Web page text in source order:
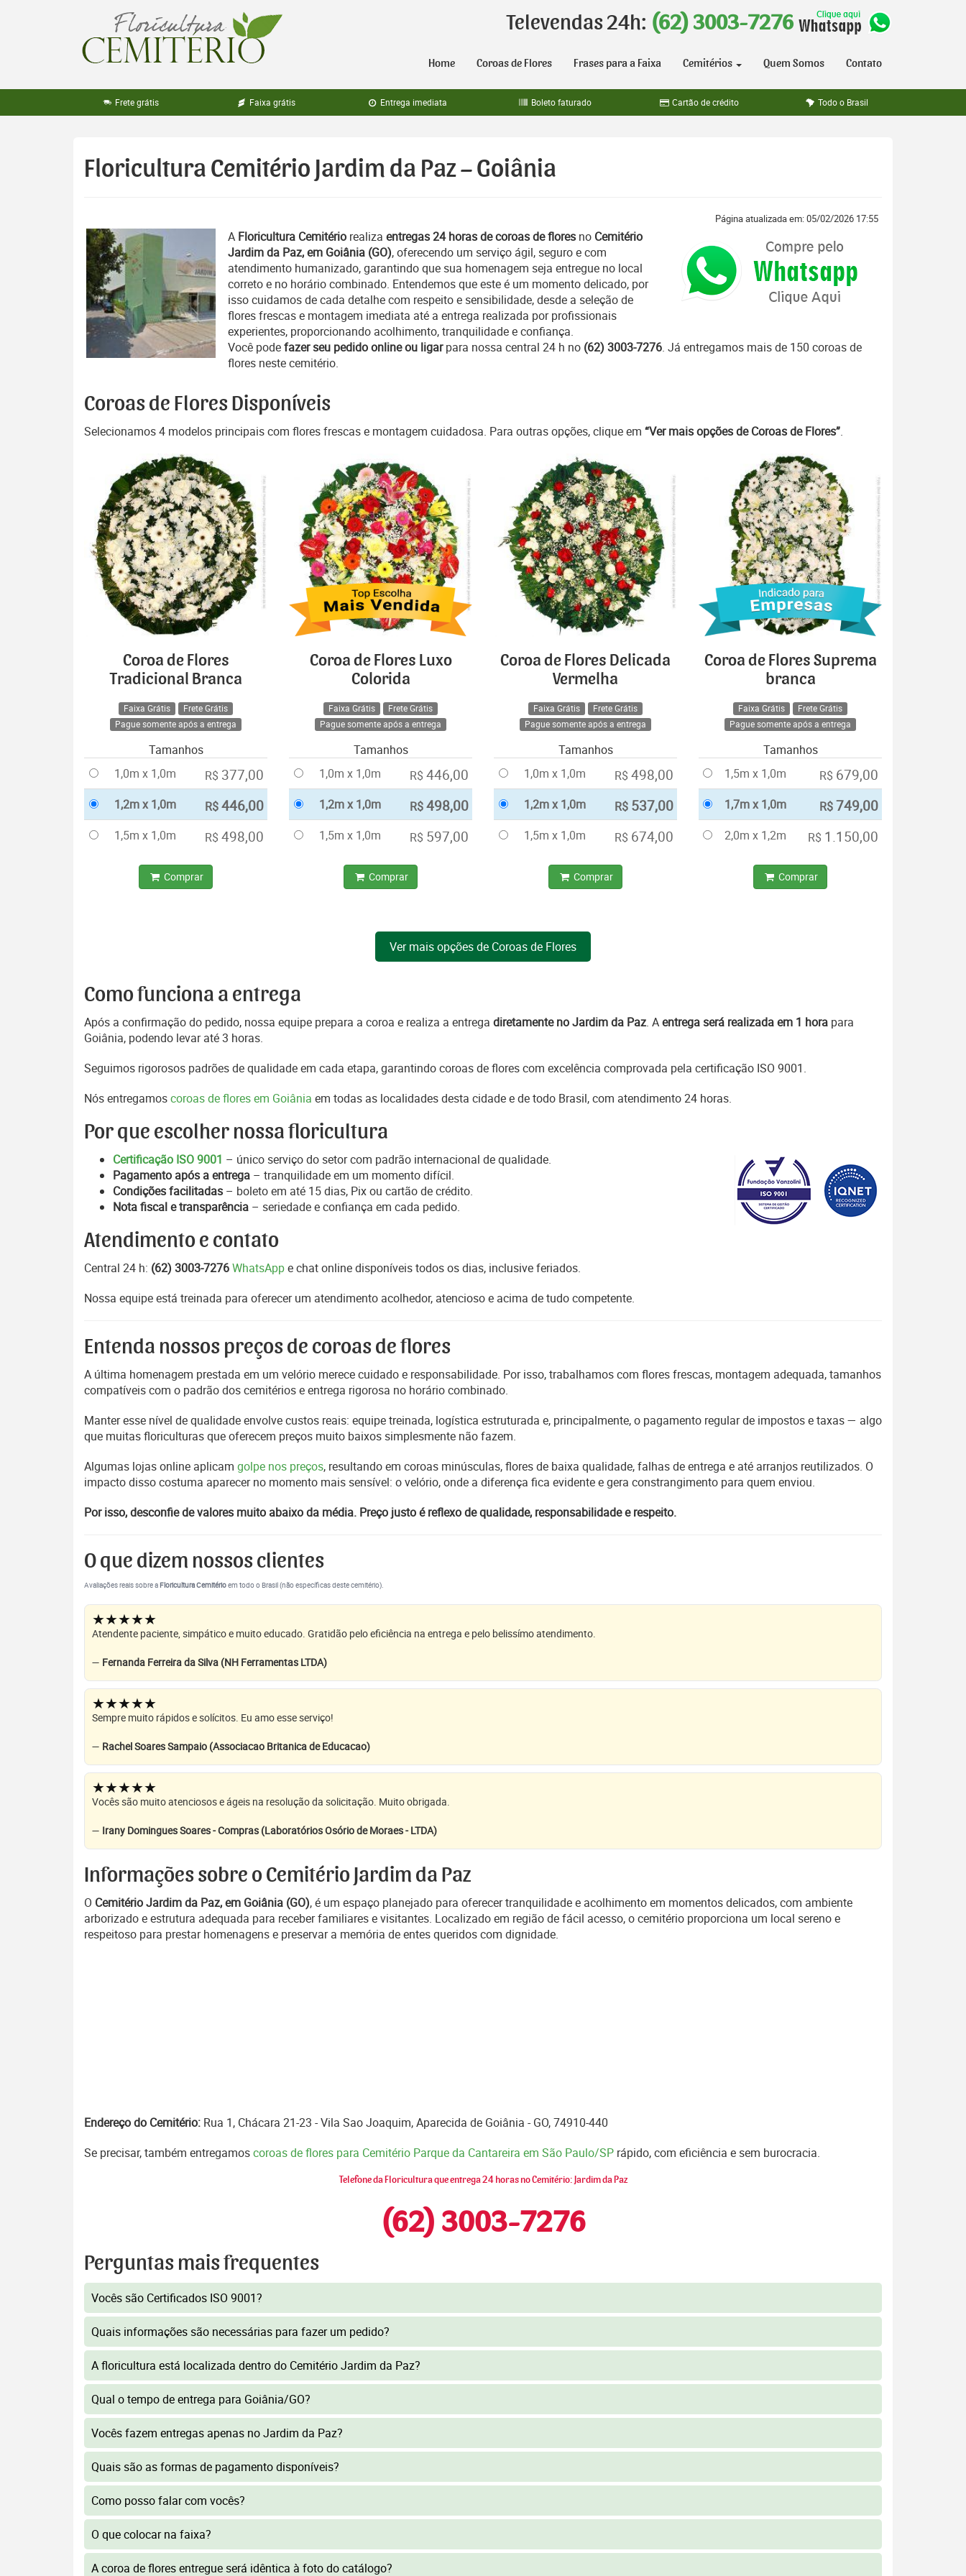
Televendas 24h: (62) 3003-7276
Home Coroas de Flores Frases para a Faixa Cemitérios Quem Somos Contato
Frete grátis Faixa grátis Entrega imediata Boleto faturado Cartão de crédito Todo o Brasil
Floricultura Cemitério Jardim da Paz – Goiânia
Página atualizada em: 05/02/2026 17:55
A Floricultura Cemitério realiza entregas 24 horas de coroas de flores no Cemitério
Jardim da Paz, em Goiânia (GO), oferecendo um serviço ágil, seguro e com
atendimento humanizado, garantindo que sua homenagem seja entregue no local
correto e no horário combinado. Entendemos que este é um momento delicado, por
isso cuidamos de cada detalhe com respeito e sensibilidade, desde a seleção de
flores frescas e montagem imediata até a entrega realizada por profissionais
experientes, proporcionando acolhimento, tranquilidade e confiança.
Você podefazer seu pedido online ou ligarpara nossa central 24 h no (62) 3003-7276. Já entregamos mais de 150 coroas de
flores neste cemitério.
Coroas de Flores Disponíveis
Selecionamos 4 modelos principais com flores frescas e montagem cuidadosa. Para outras opções, clique em “Ver mais opções de Coroas de Flores”.
Coroa de Flores
Tradicional Branca
Faixa Grátis
Frete Grátis
Pague somente após a entrega
Tamanhos
1,0m x 1,0m
R$ 377,00
1,2m x 1,0m R$446,00
1,5m x 1,0m R$ 498,00
Comprar
Coroa de Flores Luxo
Colorida
Faixa Grátis
Frete Grátis
Pague somente após a entrega
Tamanhos
1,0m x 1,0m
R$ 446,00
1,2m x 1,0m R$498,00
1,5m x 1,0m R$ 597,00
Comprar
Coroa de Flores Delicada
Vermelha
Faixa Grátis
Frete Grátis
Pague somente após a entrega
Tamanhos
1,0m x 1,0m
R$ 498,00
1,2m x 1,0m R$ 537,00
1,5m x 1,0m R$ 674,00
Comprar
Coroa de Flores Suprema
branca
Faixa Grátis
Frete Grátis
Pague somente após a entrega
Tamanhos
1,5m x 1,0m
R$ 679,00
1,7m x 1,0m R$749,00
2,0m x 1,2m R$ 1.150,00
Comprar
Ver mais opções de Coroas de Flores
Como funciona a entrega
Após a confirmação do pedido, nossa equipe prepara a coroa e realiza a entrega diretamente no Jardim da Paz. Aentrega será realizada em 1 hora para
Goiânia, podendo levar até 3 horas.
Seguimos rigorosos padrões de qualidade em cada etapa, garantindo coroas de flores com excelência comprovada pela certificação ISO 9001.
Nós entregamoscoroas de flores em Goiânia em todas as localidades desta cidade e de todo Brasil, com atendimento 24 horas.
Por que escolher nossa floricultura
Certificação ISO 9001 – único serviço do setor com padrão internacional de qualidade.
Pagamento após a entrega – tranquilidade em um momento difícil.
Condições facilitadas – boleto em até 15 dias, Pix ou cartão de crédito.
Nota fiscal e transparência – seriedade e confiança em cada pedido.
Atendimento e contato
Central 24 h: (62) 3003-7276WhatsAppe chat online disponíveis todos os dias, inclusive feriados.
Nossa equipe está treinada para oferecer um atendimento acolhedor, atencioso e acima de tudo competente.
Entenda nossos preços de coroas de flores
A última homenagem prestada em um velório merece cuidado e responsabilidade. Por isso, trabalhamos com flores frescas, montagem adequada, tamanhos
compatíveis com o padrão dos cemitérios e entrega rigorosa no horário combinado.
Manter esse nível de qualidade envolve custos reais: equipe treinada, logística estruturada e, principalmente, o pagamento regular de impostos e taxas — algo
que muitas floriculturas que oferecem preços muito baixos simplesmente não fazem.
Algumas lojas online aplicam golpe nos preços, resultando em coroas minúsculas, flores de baixa qualidade, falhas de entrega e até arranjos reutilizados. O
impacto disso costuma aparecer no momento mais sensível: o velório, onde a diferença fica evidente e gera constrangimento para quem enviou.
Por isso, desconfie de valores muito abaixo da média. Preço justo é reflexo de qualidade, responsabilidade e respeito.
O que dizem nossos clientes
Avaliações reais sobre aFloricultura Cemitérioem todo o Brasil (não específicas deste cemitério).
★★★★★
Atendente paciente, simpático e muito educado. Gratidão pelo eficiência na entrega e pelo belissímo atendimento.
— Fernanda Ferreira da Silva (NH Ferramentas LTDA)
★★★★★
Sempre muito rápidos e solícitos. Eu amo esse serviço!
— Rachel Soares Sampaio (Associacao Britanica de Educacao)
★★★★★
Vocês são muito atenciosos e ágeis na resolução da solicitação. Muito obrigada.
— Irany Domingues Soares - Compras (Laboratórios Osório de Moraes - LTDA)
Informações sobre o Cemitério Jardim da Paz
O Cemitério Jardim da Paz, em Goiânia (GO), é um espaço planejado para oferecer tranquilidade e acolhimento em momentos delicados, com ambiente
arborizado e estrutura adequada para receber familiares e visitantes. Localizado em região de fácil acesso, o cemitério proporciona um local sereno e
respeitoso para prestar homenagens e preservar a memória de entes queridos com dignidade.
Endereço do Cemitério: Rua 1, Chácara 21-23 - Vila Sao Joaquim, Aparecida de Goiânia - GO, 74910-440
Se precisar, também entregamoscoroas de flores para Cemitério Parque da Cantareira em São Paulo/SP rápido, com eficiência e sem burocracia.
Telefone da Floricultura que entrega 24 horas no Cemitério: Jardim da Paz
(62) 3003-7276
Perguntas mais frequentes
Vocês são Certificados ISO 9001?
Quais informações são necessárias para fazer um pedido?
A floricultura está localizada dentro do Cemitério Jardim da Paz?
Qual o tempo de entrega para Goiânia/GO?
Vocês fazem entregas apenas no Jardim da Paz?
Quais são as formas de pagamento disponíveis?
Como posso falar com vocês?
O que colocar na faixa?
A coroa de flores entregue será idêntica à foto do catálogo?